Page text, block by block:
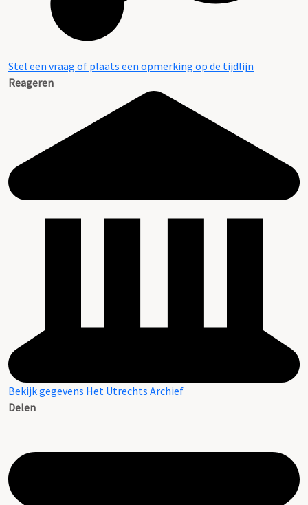
Stel een vraag of plaats een opmerking op de tijdlijn
Reageren
Bekijk gegevens Het Utrechts Archief
Delen